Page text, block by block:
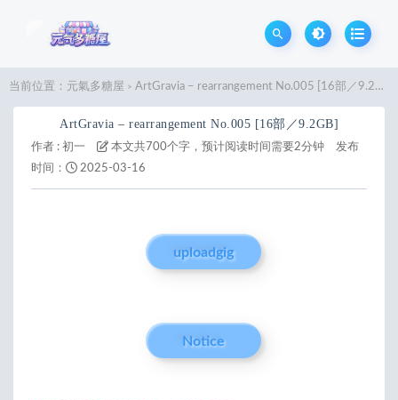
当前位置： 元氣多糖屋 > ArtGravia – rearrangement No.005 [16部／9.2GB]
ArtGravia – rearrangement No.005 [16部／9.2GB]
作者 : 初一 本文共700个字，预计阅读时间需要2分钟
发布
时间：
2025-03-16
uploadgig
Notice